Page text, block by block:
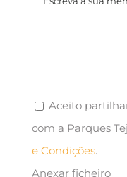
Aceito
com a Parques
e Condições.
Anexar ficheiro